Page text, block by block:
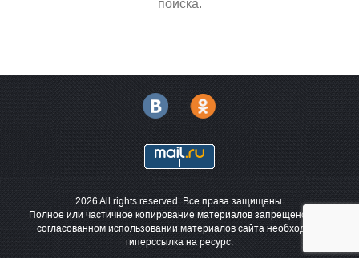
поиска.
2026 All rights reserved. Все права защищены.
Полное или частичное копирование материалов запрещено. При
согласованном использовании материалов сайта необходима
гиперссылка на ресурс.